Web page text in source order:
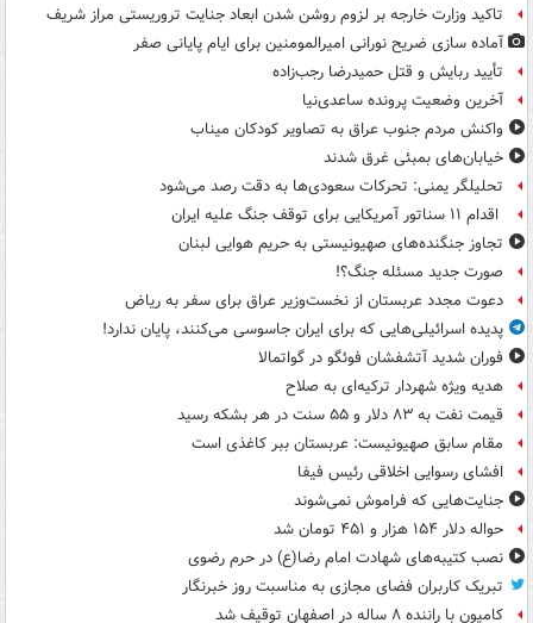
تاکید وزارت خارجه بر لزوم روشن شدن ابعاد جنایت تروریستی مراز شریف
آماده سازی ضریح نورانی امیرالمومنین برای ایام پایانی صفر
تأیید ربایش و قتل حمیدرضا رجب‌زاده
آخرین وضعیت پرونده ساعدی‌نیا
واکنش مردم جنوب عراق به تصاویر کودکان میناب
خیابان‌های بمبئی غرق شدند
تحلیلگر یمنی: تحرکات سعودی‌ها به دقت رصد می‌شود
اقدام ۱۱ سناتور آمریکایی برای توقف جنگ علیه ایران
تجاوز جنگنده‌های صهیونیستی به حریم هوایی لبنان
صورت جدید مسئله جنگ؟!
دعوت مجدد عربستان از نخست‌وزیر عراق برای سفر به ریاض
پدیده اسرائیلی‌هایی که برای ایران جاسوسی می‌کنند، پایان ندارد!
فوران شدید آتشفشان فوئگو در گواتمالا
هدیه ویژه شهردار ترکیه‌ای به صلاح
قیمت نفت به ۸۳ دلار و ۵۵ سنت در هر بشکه رسید
مقام سابق صهیونیست: عربستان ببر کاغذی است
افشای رسوایی اخلاقی رئیس فیفا
جنایت‌هایی که فراموش نمی‌شوند
حواله دلار ۱۵۴ هزار و ۴۵۱ تومان شد
نصب کتیبه‌های شهادت امام رضا(ع) در حرم رضوی
تبریک کاربران فضای مجازی به مناسبت روز خبرنگار
کامیون با راننده ۸ ساله در اصفهان توقیف شد